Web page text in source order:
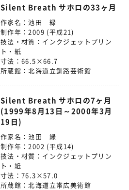
Silent Breath サホロの33ヶ月
作家名：池田 緑
制作年：2009 (平成21)
技法・材質： インクジェットプリン
ト・紙
寸法： 66.5×66.7
所蔵館： 北海道立釧路芸術館
Silent Breath サホロの7ヶ月
(1999年8月13日～2000年3月
19日)
作家名：池田 緑
制作年：2002 (平成14)
技法・材質： インクジェットプリン
ト・紙
寸法： 76.3×57.0
所蔵館： 北海道立帯広美術館